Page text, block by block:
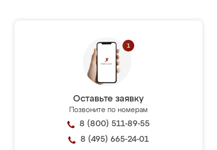
Оставьте заявку
Позвоните по номерам
8 (800) 511-89-55
8 (495) 665-24-01